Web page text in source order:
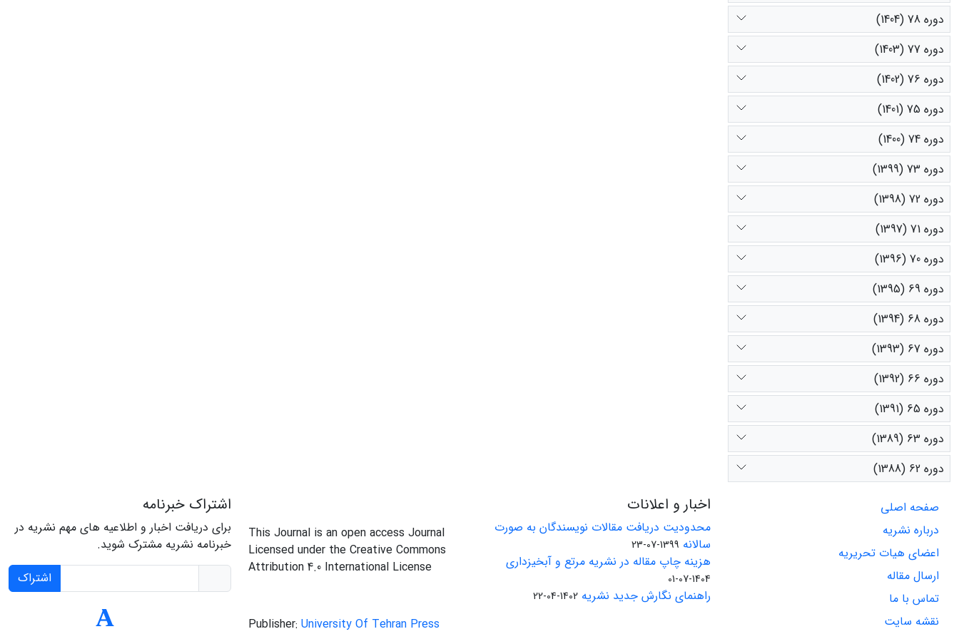
دوره 78 (1404)
دوره 77 (1403)
دوره 76 (1402)
دوره 75 (1401)
دوره 74 (1400)
دوره 73 (1399)
دوره 72 (1398)
دوره 71 (1397)
دوره 70 (1396)
دوره 69 (1395)
دوره 68 (1394)
دوره 67 (1393)
دوره 66 (1392)
دوره 65 (1391)
دوره 63 (1389)
دوره 62 (1388)
صفحه اصلی
درباره نشریه
اعضای هیات تحریریه
ارسال مقاله
تماس با ما
نقشه سایت
اخبار و اعلانات
محدودیت دریافت مقالات نویسندگان به صورت
سالانه 1399-07-23
هزینه چاپ مقاله در نشریه مرتع و آبخیزداری
1404-07-01
راهنمای نگارش جدید نشریه 1402-04-22
This Journal is an open access Journal
Licensed under the Creative Commons
Attribution 4.0 International License
Publisher: University Of Tehran Press
اشتراک خبرنامه
برای دریافت اخبار و اطلاعیه های مهم نشریه در
خبرنامه نشریه مشترک شوید.
اشتراک